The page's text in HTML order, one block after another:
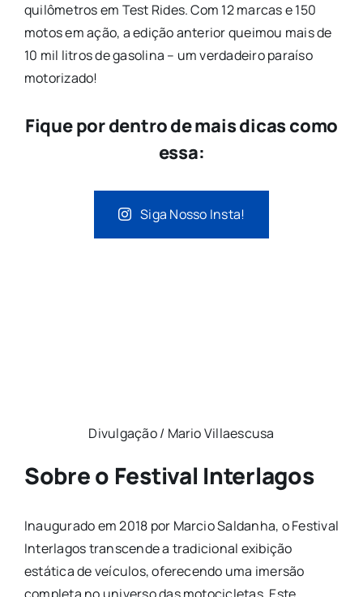
quilômetros em Test Rides. Com 12 marcas e 150
motos em ação, a edição anterior queimou mais de
10 mil litros de gasolina – um verdadeiro paraíso
motorizado!
Fique por dentro de mais dicas como
essa:
Siga Nosso Insta!
Divulgação / Mario Villaescusa
Sobre o Festival Interlagos
Inaugurado em 2018 por Marcio Saldanha, o Festival
Interlagos transcende a tradicional exibição
estática de veículos, oferecendo uma imersão